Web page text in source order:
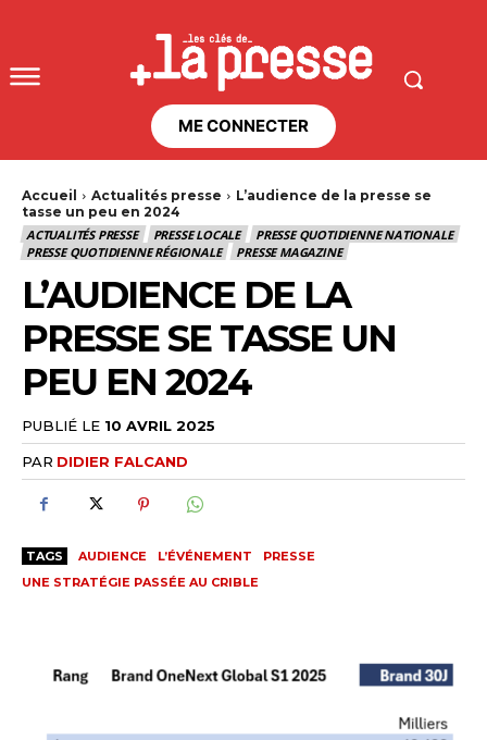
ME CONNECTER
Accueil Actualités presse
L’audience de la presse se
tasse un peu en 2024
ACTUALITÉS PRESSE
PRESSE LOCALE
PRESSE QUOTIDIENNE NATIONALE
PRESSE QUOTIDIENNE RÉGIONALE
PRESSE MAGAZINE
L’AUDIENCE DE LA
PRESSE SE TASSE UN
PEU EN 2024
PUBLIÉ LE 10 AVRIL 2025
PAR DIDIER FALCAND
TAGS AUDIENCE L’ÉVÉNEMENT
PRESSE
UNE STRATÉGIE PASSÉE AU CRIBLE